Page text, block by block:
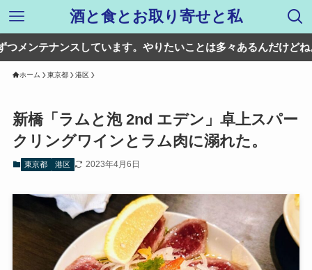
酒と食とお取り寄せと私
ます。やりたいことは多々あるんだけどね。。
ホーム 東京都 港区
新橋「ラムと泡 2nd エデン」卓上スパー
クリングワインとラム肉に溺れた。
東京都 港区 2023年4月6日